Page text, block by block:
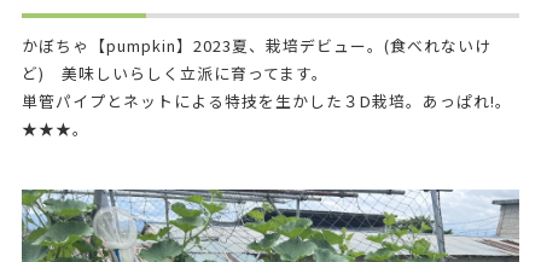
かぼちゃ【pumpkin】2023夏、栽培デビュー。(食べれないけ
ど) 美味しいらしく立派に育ってます。
単管パイプとネットによる特技を生かした３D栽培。あっぱれ!。
★★★。